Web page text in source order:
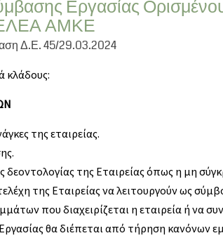
Εργασίας
ΕΛΕΑ ΑΜΚΕ
Δ.Ε. 45/29.03.2024
κλάδους:
της εταιρείας.
δεοντολογίας της Εταιρείας όπως η μη
της Εταιρείας να λειτουργούν ως
που διαχειρίζεται η εταιρεία ή να
θα διέπεται από τήρηση κανόνων